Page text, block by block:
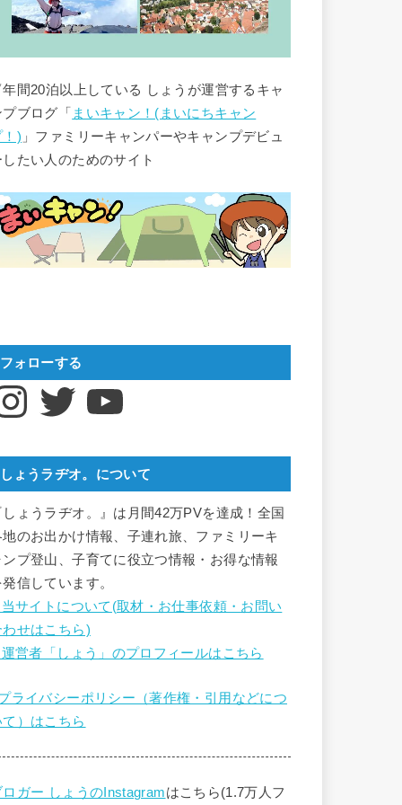
間20泊以上している しょうが運営するキャ
ブログ「 まいキャン！(まいにちキャン
！) 」ファミリーキャンパーやキャンプデビュ
したい人のためのサイト
フォローする
Twitter YouTube
しょうラヂオ。について
しょうラヂオ。』は月間42万PVを達成！全国
地のお出かけ情報、子連れ旅、ファミリーキ
ンプ登山、子育てに役立つ情報・お得な情報
信しています。
サイトについて(取材・お仕事依頼・お問い
わせはこちら)
営者「しょう」のプロフィールはこちら
ライバシーポリシー（著作権・引用などにつ
て）はこちら
ロガー しょうのInstagramはこちら(1.7万人フ